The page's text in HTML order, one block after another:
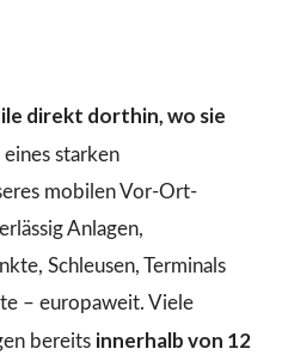
direkt dorthin, wo sie
eines starken
mobilen Vor-Ort-
Anlagen,
Schleusen, Terminals
– europaweit. Viele
bereits innerhalb von 12